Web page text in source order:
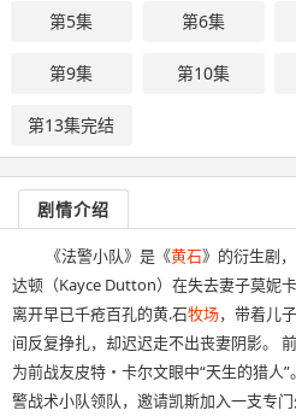
第5集 第6集
第9集 第10集
第13集完结
剧情介绍
《法警小队》是《黄石》的衍生剧
达顿（Kayce Dutton）在失去妻子莫妮
离开早已千疮百孔的黄.石牧场，带着儿
间反复挣扎，却迟迟走不出丧妻阴影。
为前战友皮特・卡尔文眼中“天生的猎人
警战术小队领队，邀请凯斯加入一支专